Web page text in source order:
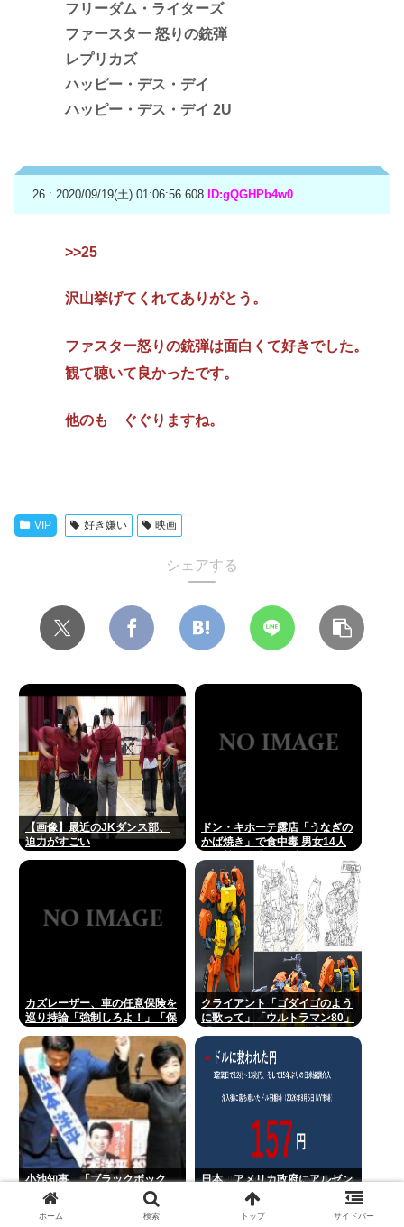
フリーダム・ライターズ
ファースター 怒りの銃弾
レプリカズ
ハッピー・デス・デイ
ハッピー・デス・デイ 2U
26 : 2020/09/19(土) 01:06:56.608 ID:gQGHPb4w0
>>25
沢山挙げてくれてありがとう。
ファスター怒りの銃弾は面白くて好きでした。
観て聴いて良かったです。
他のも ぐぐりますね。
VIP 好き嫌い 映画
シェアする
【画像】最近のJKダンス部、
迫力がすごい
ドン・キホーテ露店「うなぎの
かば焼き」で食中毒 男女14人
ネラ属の菌検出
カズレーザー、車の任意保険を
巡り持論「強制しろよ！」「保
なよ」
クライアント「ゴダイゴのよう
に歌って」「ウルトラマン80」
小池知事、「ブラックボック
ス」批判した自民都連と蜜月 変
化の事情
日本、アメリカ政府にアルゼン
チン通貨危機と同列に語られて
しまうwwwもうすでに158円に
ホーム 検索 トップ サイドバー